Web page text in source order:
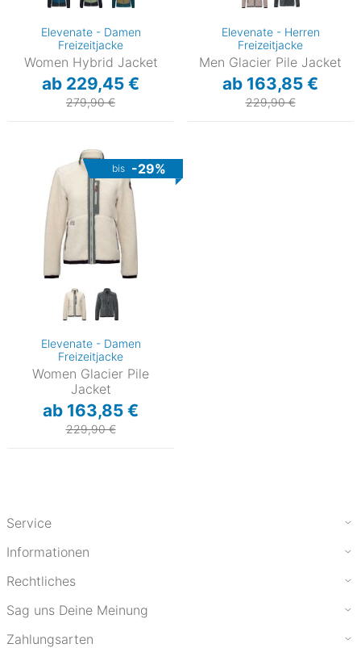
Elevenate - Damen
Freizeitjacke
Women Hybrid Jacket
ab 229,45 €
279,90 €
Elevenate - Herren
Freizeitjacke
Men Glacier Pile Jacket
ab 163,85 €
229,90 €
bis -29%
Elevenate - Damen
Freizeitjacke
Women Glacier Pile
Jacket
ab 163,85 €
229,90 €
Service
Informationen
Rechtliches
Sag uns Deine Meinung
Zahlungsarten